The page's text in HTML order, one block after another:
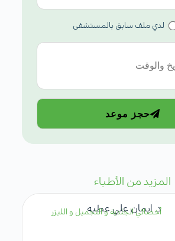
لدي ملف سابق بالمستشفى
حجز موعد
المزيد من الأطباء
د. ايمان علي عطيه
أخصائي الجلدية و التجميل و الليزر